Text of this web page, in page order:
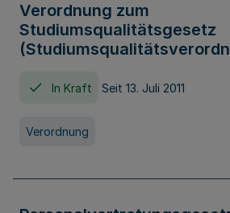
Verordnung zum
Studiumsqualitätsgesetz
In Kraft Seit 13. Juli 2011
Verordnung